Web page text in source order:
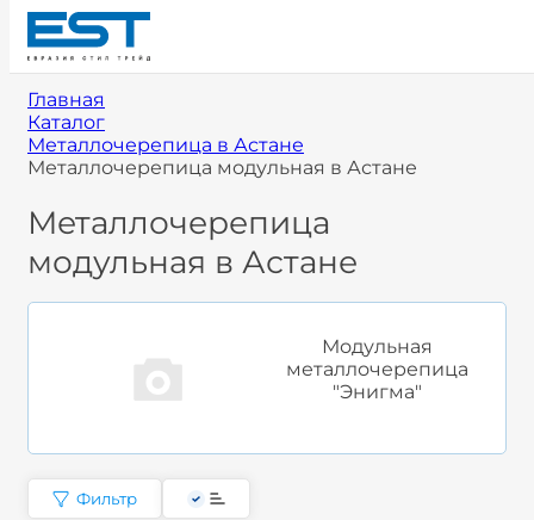
Главная
Каталог
Металлочерепица в Астане
Металлочерепица модульная в Астане
Металлочерепица
модульная в Астане
Модульная
металлочерепица
"Энигма"
Фильтр